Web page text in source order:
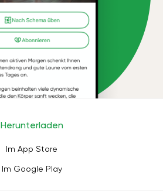
Herunterladen
Im App Store
Im Google Play